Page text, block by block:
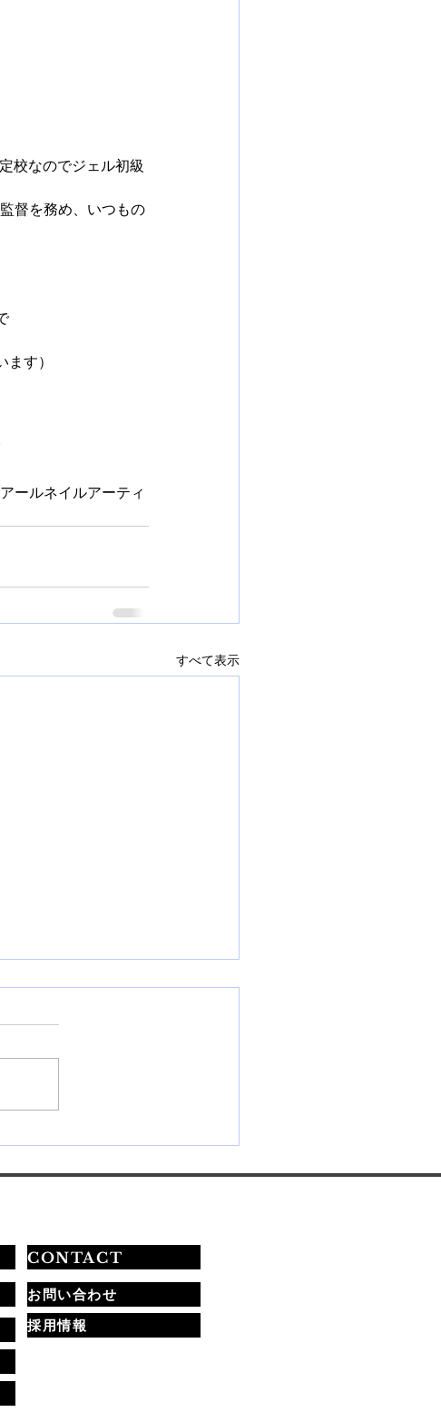
校なのでジェル初級
督を務め、いつもの
す）
ールネイルアーティ
すべて表示
CONTACT
お問い合わせ
採用情報